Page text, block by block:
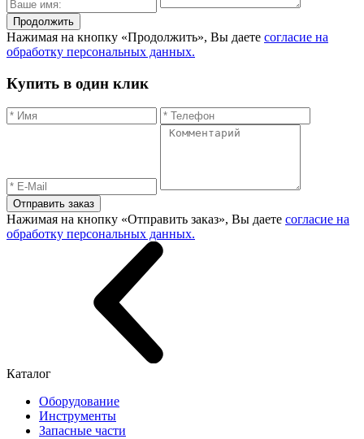
Продолжить
Нажимая на кнопку «Продолжить», Вы даете согласие на
обработку персональных данных.
Купить в один клик
Отправить заказ
Нажимая на кнопку «Отправить заказ», Вы даете согласие на
обработку персональных данных.
Каталог
Оборудование
Инструменты
Запасные части